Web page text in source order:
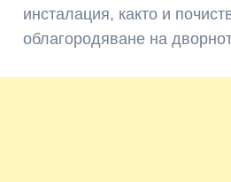
инсталация, както и
облагородяване на